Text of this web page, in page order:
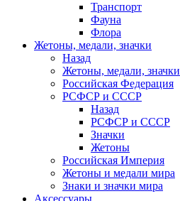
Транспорт
Фауна
Флора
Жетоны, медали, значки
Назад
Жетоны, медали, значки
Российская Федерация
РСФСР и СССР
Назад
РСФСР и СССР
Значки
Жетоны
Российская Империя
Жетоны и медали мира
Знаки и значки мира
Аксессуары